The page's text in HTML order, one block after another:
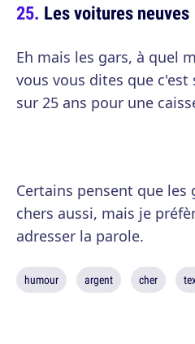
Les voitures neuves
Eh mais les gars, à quel
vous vous dites que
sur 25 ans pour une
Certains pensent que
chers aussi, mais je
adresser la parole.
humour argent cher